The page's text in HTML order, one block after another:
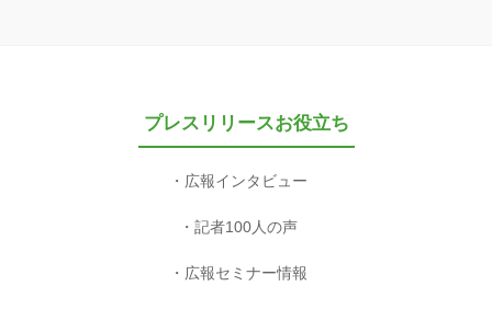
プレスリリースお役立ち
広報インタビュー
記者100人の声
広報セミナー情報